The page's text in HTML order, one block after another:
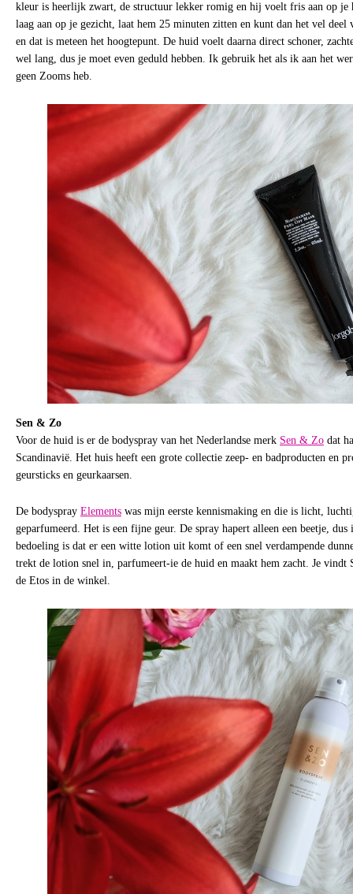
kleur is heerlijk zwart, de structuur lekker romig en hij voelt fris aan op je
laag aan op je gezicht, laat hem 25 minuten zitten en kunt dan het vel deel
en dat is meteen het hoogtepunt. De huid voelt daarna direct schoner,
wel lang, dus je moet even geduld hebben. Ik gebruik het als ik aan het
geen Zooms heb.
Sen & Zo
Voor de huid is er de bodyspray van het Nederlandse merk Sen & Zo dat
Scandinavië. Het huis heeft een grote collectie zeep- en badproducten en
geursticks en geurkaarsen.
De bodyspray Elements was mijn eerste kennismaking en die is licht,
geparfumeerd. Het is een fijne geur. De spray hapert alleen een beetje,
bedoeling is dat er een witte lotion uit komt of een snel verdampende
trekt de lotion snel in, parfumeert-ie de huid en maakt hem zacht. Je vindt
de Etos in de winkel.